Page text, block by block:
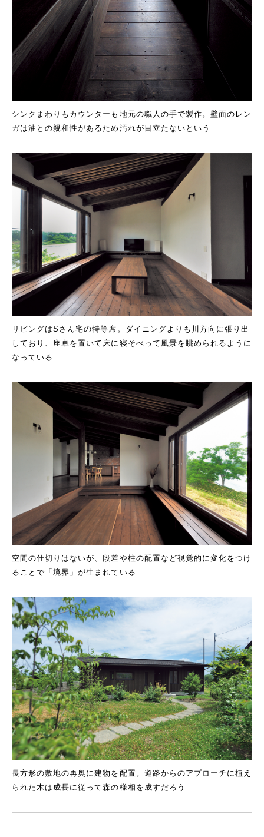
シンクまわりもカウンターも地元の職人の手で製作。壁面のレン
ガは油との親和性があるため汚れが目立たないという
リビングはSさん宅の特等席。ダイニングよりも川方向に張り出
しており、座卓を置いて床に寝そべって風景を眺められるように
なっている
空間の仕切りはないが、段差や柱の配置など視覚的に変化をつけ
ることで「境界」が生まれている
長方形の敷地の再奥に建物を配置。道路からのアプローチに植え
られた木は成長に従って森の様相を成すだろう